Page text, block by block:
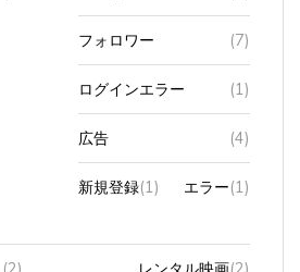
フォロワー (7)
ログインエラー (1)
広告 (4)
新規登録(1) エラー(1)
(2) レンタル映画(2)